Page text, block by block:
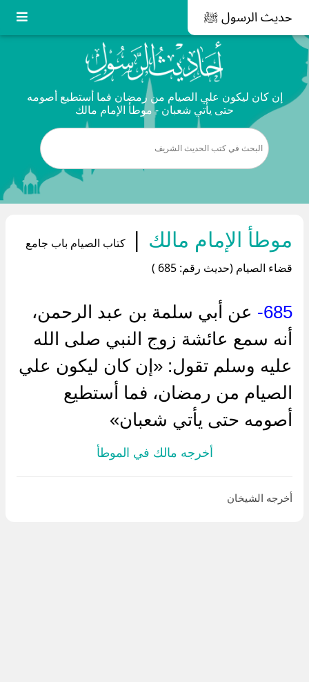
حديث الرسول ﷺ
إن كان ليكون علي الصيام من رمضان فما أستطيع أصومه
حتى يأتي شعبان - موطأ الإمام مالك
موطأ الإمام مالك |
كتاب الصيام باب جامع
قضاء الصيام (حديث رقم: 685 )
685-
عن أبي سلمة بن عبد الرحمن،
أنه سمع عائشة زوج النبي صلى الله
عليه وسلم تقول: «إن كان ليكون علي
الصيام من رمضان، فما أستطيع
أصومه حتى يأتي شعبان»
أخرجه مالك في الموطأ
أخرجه الشيخان